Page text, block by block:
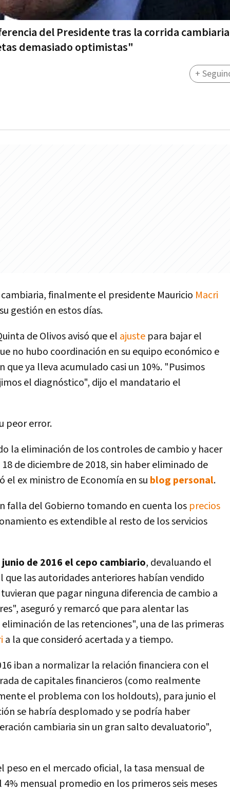
del Presidente tras la corrida
demasiado optimistas"
+
finalmente el presidente Mauricio Macri
gestión en estos dí­as.
de Olivos avisó que el ajuste para bajar el
no hubo coordinación en su equipo económico e
ya lleva acumulado casi un 10%. "Pusimos
el diagnóstico", dijo el mandatario el
peor error.
la eliminación de los controles de cambio y hacer
de diciembre de 2018, sin haber eliminado de
ex ministro de Economí­a en su blog personal.
falla del Gobierno tomando en cuenta los precios
es extendible al resto de los servicios
de 2016 el cepo cambiario, devaluando el
las autoridades anteriores habí­an vendido
que pagar ninguna diferencia de cambio a
aseguró y remarcó que para alentar las
de las retenciones", una de las primeras
a la que consideró acertada y a tiempo.
iban a normalizar la relación financiera con el
de capitales financieros (como realmente
el problema con los holdouts), para junio el
se habrí­a desplomado y se podrí­a haber
cambiaria sin un gran salto devaluatorio",
peso en el mercado oficial, la tasa mensual de
mensual promedio en los primeros seis meses